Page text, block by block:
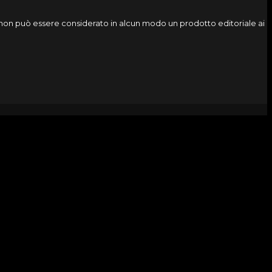
può essere considerato in alcun modo un prodotto editoriale ai